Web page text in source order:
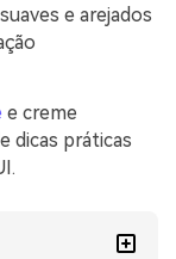
e arejados
e creme
dicas práticas